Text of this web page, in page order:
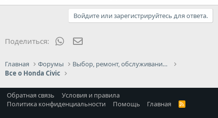
Войдите или зарегистрируйтесь для ответа.
Поделиться: WhatsApp
Главная Форумы
Выбор, ремонт, обслуживание и эксплуатация
Все о Honda Civic
Обратная связь
Условия и правила
Политика конфиденциальности
Помощь Главная
R